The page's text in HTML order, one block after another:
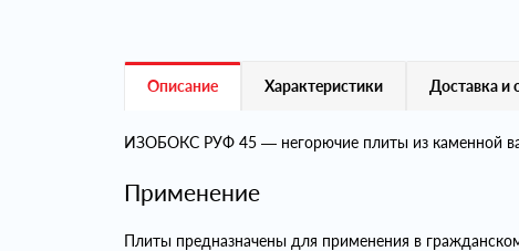
Описание Характеристики Доставка и
ИЗОБОКС РУФ 45 — негорючие плиты из каменной
Применение
Плиты предназначены для применения в